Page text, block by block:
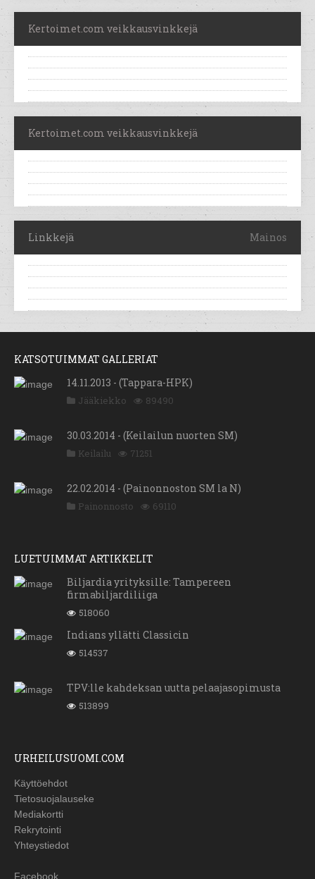
Kertoimet.com veikkausvinkkejä
Kertoimet.com veikkausvinkkejä
Linkkejä Mainos
KATSOTUIMMAT GALLERIAT
14.11.2013 - (Tappara-HPK)
Jääkiekko 89490
30.03.2014 - (Keilailun nuorten SM)
Keilailu 71251
22.02.2014 - (Painonnoston SM la N)
Painonnosto 69110
LUETUIMMAT ARTIKKELIT
Biljardia yrityksille: Tampereen
firmabiljardiliiga
518060
Indians yllätti Classicin
514537
TPV:lle kahdeksan uutta pelaajasopimusta
513899
URHEILUSUOMI.COM
Käyttöehdot
Tietosuojalauseke
Mediakortti
Rekrytointi
Yhteystiedot
Facebook